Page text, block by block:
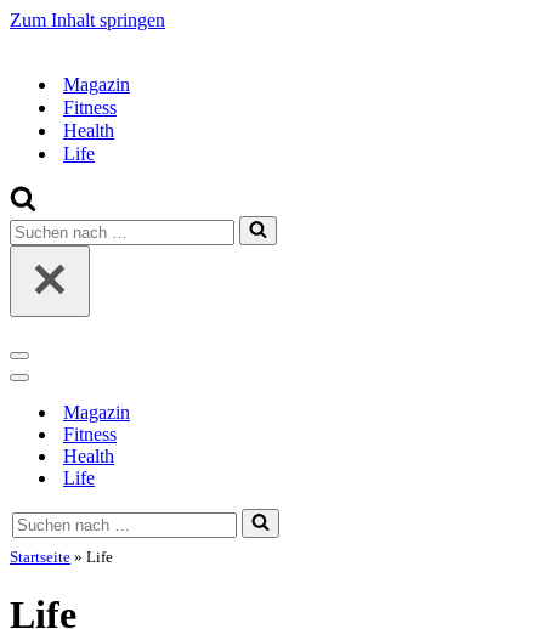
Zum Inhalt springen
Magazin
Fitness
Health
Life
Suchen
nach …
Navigations-
Menü
Navigations-
Magazin
Fitness
Health
Life
Suchen
nach …
Startseite » Life
Life